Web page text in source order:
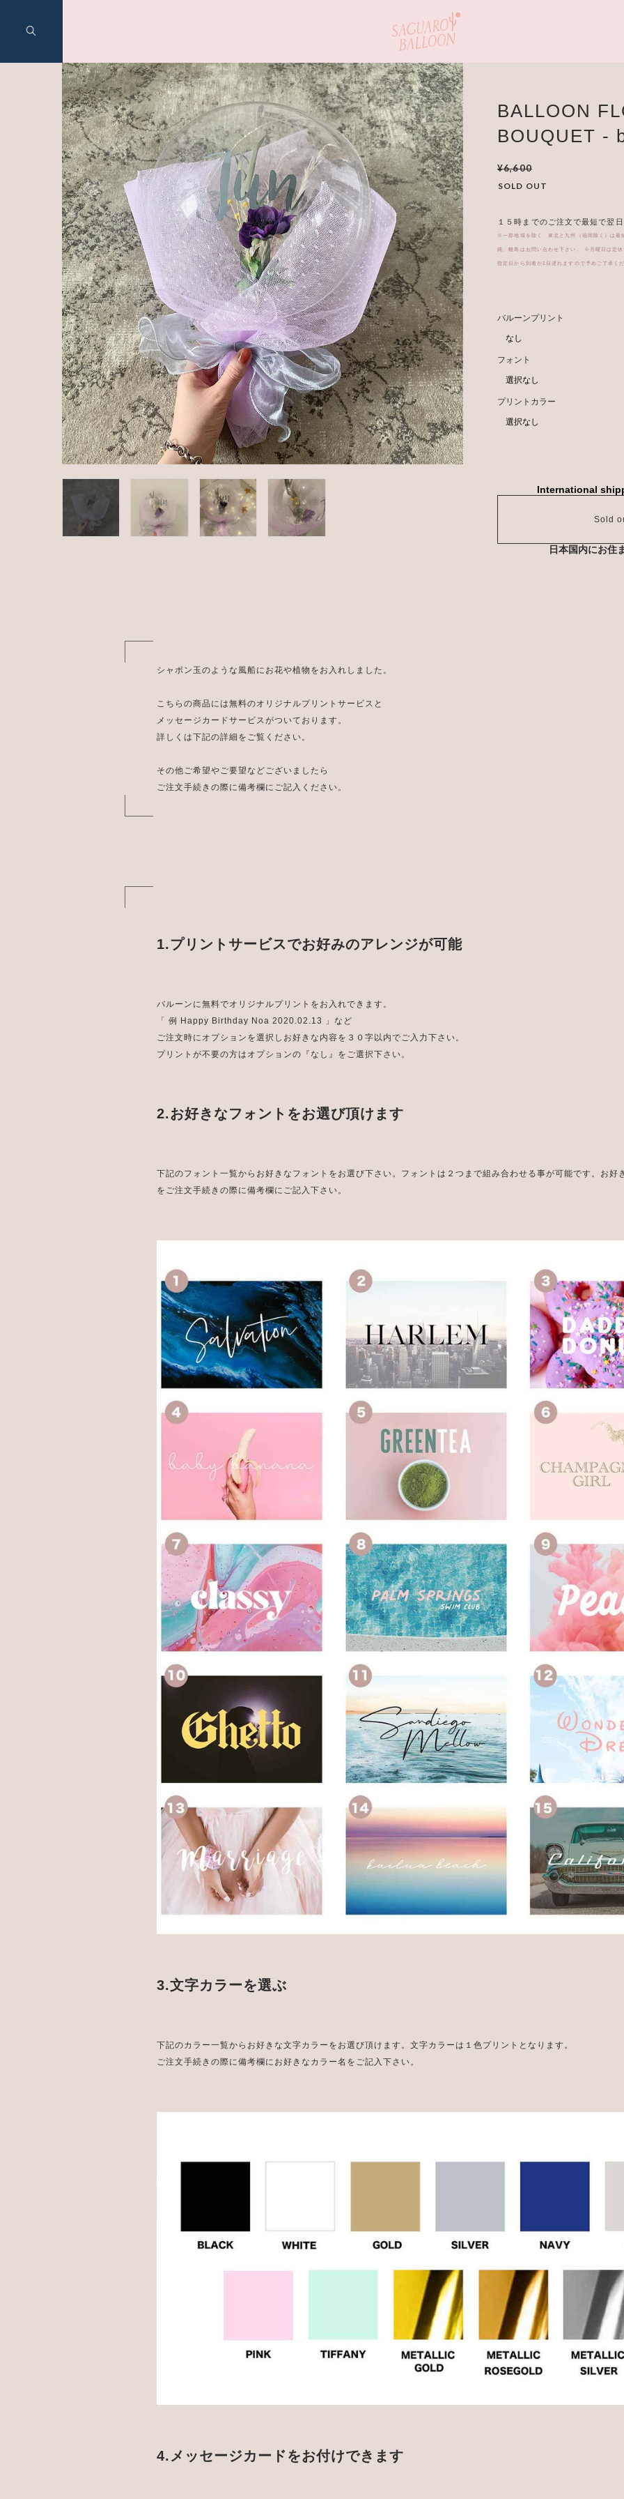
BALLOON
BOUQUET -
¥6,600
SOLD OUT
１５時までのご注文で最短で翌
※一部地域を除く 東北と九州（福岡除く）は最
縄、離島はお問い合わせ下さい。 ※月曜日は定
指定日から到着が1日遅れますので予めご了承くだ
バルーンプリント
フォント
プリントカラー
International
Sold
日本国内にお住
シャボン玉のような風船にお花や植物をお入れしました。
こちらの商品には無料のオリジナルプリントサービスと
メッセージカードサービスがついております。
詳しくは下記の詳細をご覧ください。
その他ご希望やご要望などございましたら
ご注文手続きの際に備考欄にご記入ください。
1.プリントサービスでお好みのアレンジが可能
バルーンに無料でオリジナルプリントをお入れできます。
「 例 Happy Birthday Noa 2020.02.13 」など
ご注文時にオプションを選択しお好きな内容を３０字以内でご入力下さい。
プリントが不要の方はオプションの『なし』をご選択下さい。
2.お好きなフォントをお選び頂けます
下記のフォント一覧からお好きなフォントをお選び下さい。フォントは２つまで組み合わせる事が可能です。お好
をご注文手続きの際に備考欄にご記入下さい。
3.文字カラーを選ぶ
下記のカラー一覧からお好きな文字カラーをお選び頂けます。文字カラーは１色プリントとなります。
ご注文手続きの際に備考欄にお好きなカラー名をご記入下さい。
4.メッセージカードをお付けできます